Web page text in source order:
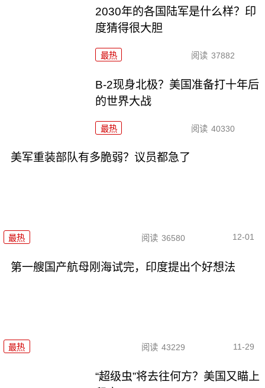
2030年的各国陆军是什么样？印
度猜得很大胆
最热 阅读 37882
B-2现身北极？美国准备打十年后
的世界大战
最热 阅读 40330
美军重装部队有多脆弱？议员都急了
最热 阅读 36580 12-01
第一艘国产航母刚海试完，印度提出个好想法
最热 阅读 43229 11-29
“超级虫”将去往何方？美国又瞄上